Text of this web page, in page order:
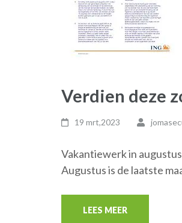
Verdien deze
19 mrt,2023
Vakantiewerk in
Augustus is de laatste
LEES MEER